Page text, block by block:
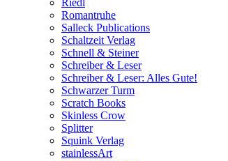
Riedl
Romantruhe
Salleck Publications
Schaltzeit Verlag
Schnell & Steiner
Schreiber & Leser
Schreiber & Leser: Alles Gute!
Schwarzer Turm
Scratch Books
Skinless Crow
Splitter
Squink Verlag
stainlessArt